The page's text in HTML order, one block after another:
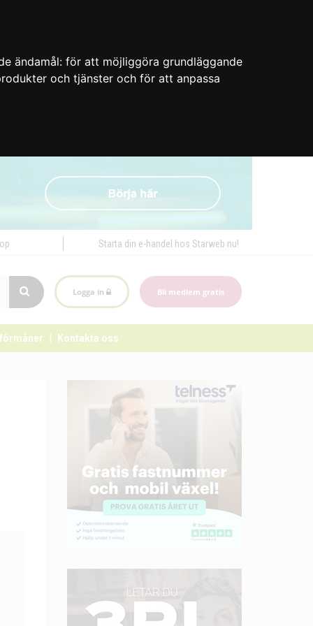
ändamål: för att möjliggöra grundläggande
och tjänster och för att anpassa
Starta din e-handel hos Starweb nu!
Logga in Bli medlem gratis
Kontakta oss